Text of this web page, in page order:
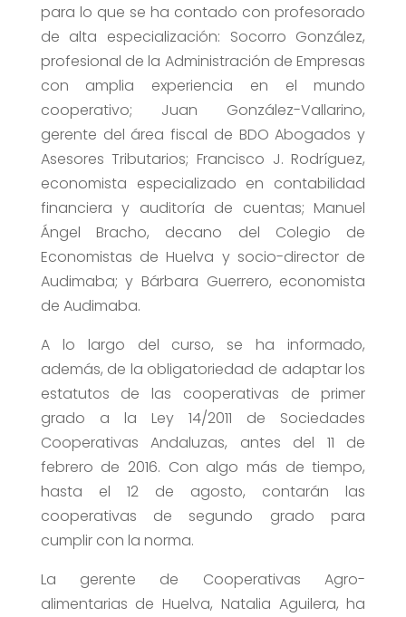
para lo que se ha contado con profesorado
de alta especialización: Socorro González,
profesional de la Administración de Empresas
con amplia experiencia en el mundo
cooperativo; Juan González-Vallarino,
gerente del área fiscal de BDO Abogados y
Asesores Tributarios; Francisco J. Rodríguez,
economista especializado en contabilidad
financiera y auditoría de cuentas; Manuel
Ángel Bracho, decano del Colegio de
Economistas de Huelva y socio-director de
Audimaba; y Bárbara Guerrero, economista
de Audimaba.
A lo largo del curso, se ha informado,
además, de la obligatoriedad de adaptar los
estatutos de las cooperativas de primer
grado a la Ley 14/2011 de Sociedades
Cooperativas Andaluzas, antes del 11 de
febrero de 2016. Con algo más de tiempo,
hasta el 12 de agosto, contarán las
cooperativas de segundo grado para
cumplir con la norma.
La gerente de Cooperativas Agro-
alimentarias de Huelva, Natalia Aguilera, ha